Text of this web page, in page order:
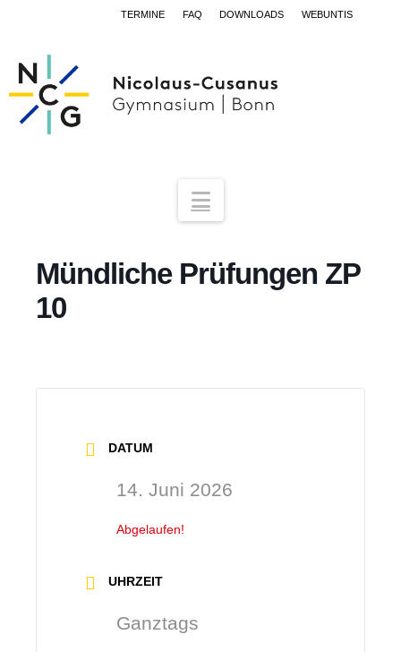
TERMINE FAQ DOWNLOADS WEBUNTIS
Navigation
Mündliche Prüfungen ZP
10
DATUM
14. Juni 2026
Abgelaufen!
UHRZEIT
Ganztags